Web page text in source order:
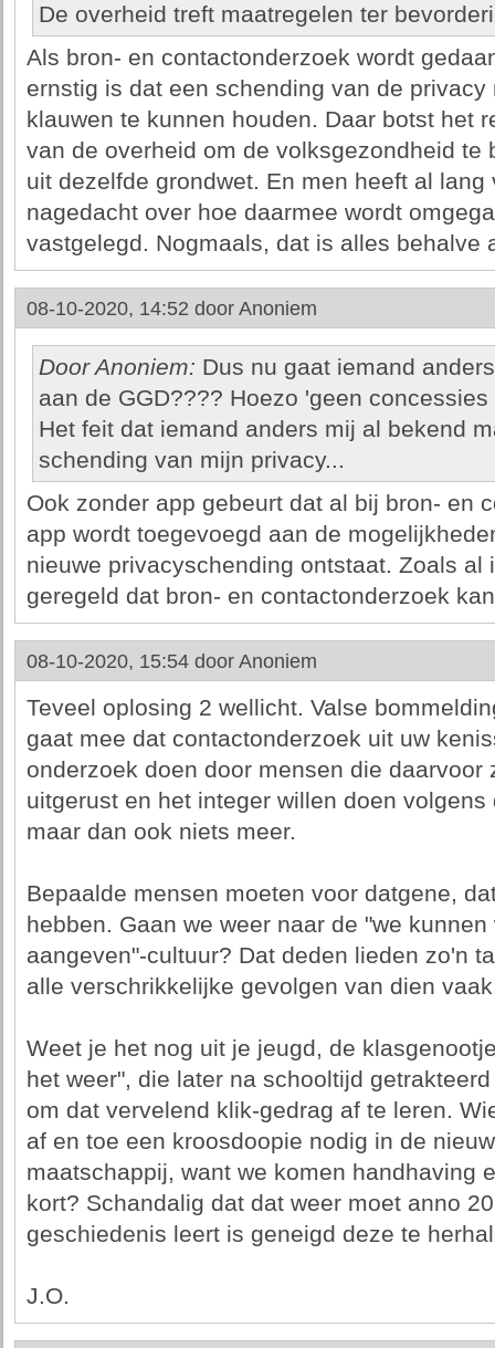
De overheid treft maatregelen ter
Als bron- en contactonderzoek wordt
ernstig is dat een schending van de
klauwen te kunnen houden. Daar botst het
van de overheid om de volksgezondheid te
uit dezelfde grondwet. En men heeft al
nagedacht over hoe daarmee wordt
vastgelegd. Nogmaals, dat is alles behalve
08-10-2020, 14:52 door Anoniem
Door Anoniem: Dus nu gaat iemand
aan de GGD???? Hoezo 'geen
Het feit dat iemand anders mij al bekend
schending van mijn privacy...
Ook zonder app gebeurt dat al bij bron- en
app wordt toegevoegd aan de
nieuwe privacyschending ontstaat. Zoals al
geregeld dat bron- en contactonderzoek
08-10-2020, 15:54 door Anoniem
Teveel oplosing 2 wellicht. Valse
gaat mee dat contactonderzoek uit uw
onderzoek doen door mensen die
uitgerust en het integer willen doen
maar dan ook niets meer.
Bepaalde mensen moeten voor datgene,
hebben. Gaan we weer naar de "we
aangeven"-cultuur? Dat deden lieden zo'n
alle verschrikkelijke gevolgen van dien
Weet je het nog uit je jeugd, de
het weer", die later na schooltijd
om dat vervelend klik-gedrag af te leren.
af en toe een kroosdoopie nodig in de
maatschappij, want we komen handhaving
kort? Schandalig dat dat weer moet anno
geschiedenis leert is geneigd deze te
J.O.